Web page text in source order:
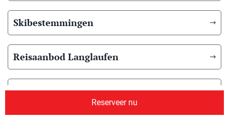
Reserveer nu
Skibestemmingen
Reisaanbod Langlaufen
Langlauf bestemmingen